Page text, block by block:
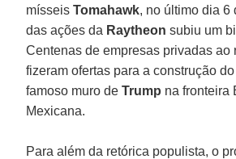
mísseisTomahawk, no último dia 6
das ações da Raytheon subiu um
Centenas de empresas privadas ao
fizeram ofertas para a construção
famoso muro deTrump na fronteira
Mexicana.
Para além da retórica populista, o